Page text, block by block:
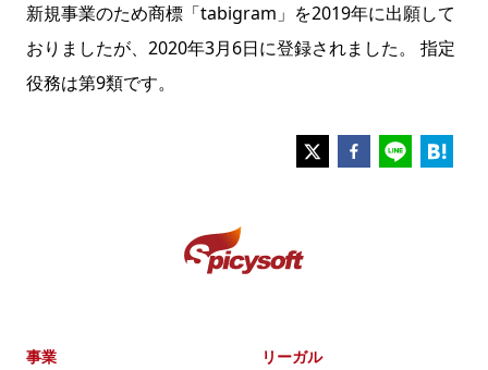
新規事業のため商標「tabigram」を2019年に出願して
おりましたが、2020年3月6日に登録されました。 指定
役務は第9類です。
事業 リーガル